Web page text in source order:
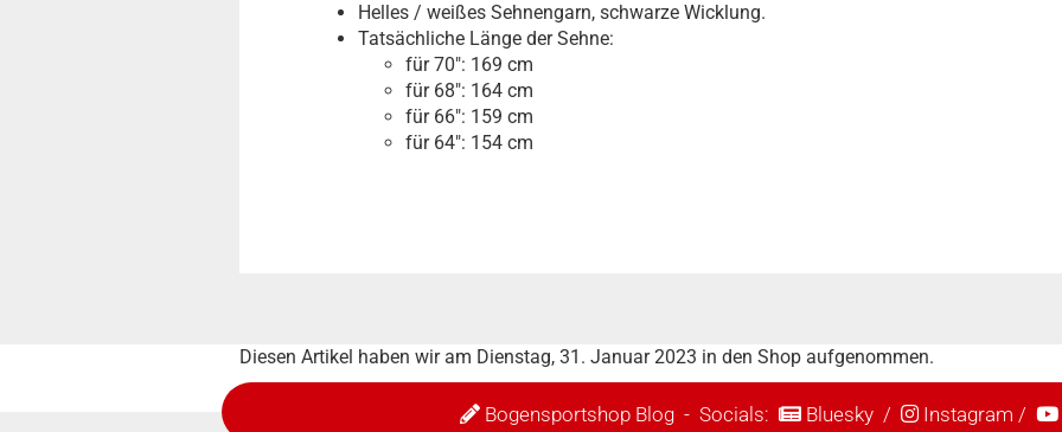
Helles / weißes Sehnengarn, schwarze Wicklung.
Tatsächliche Länge der Sehne:
für 70": 169 cm
für 68": 164 cm
für 66": 159 cm
für 64": 154 cm
Diesen Artikel haben wir am Dienstag, 31. Januar 2023 in den Shop aufgenommen.
Bogensportshop Blog- Socials: Bluesky/ Instagram /